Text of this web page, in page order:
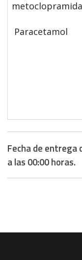
Paracetamol
Fecha de entrega
a las 00:00 horas.